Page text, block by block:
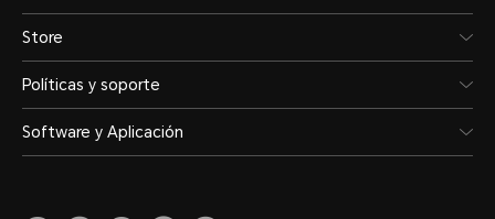
Store
Políticas y soporte
Software y Aplicación